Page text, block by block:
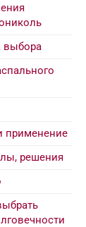
выбора
применение
решения